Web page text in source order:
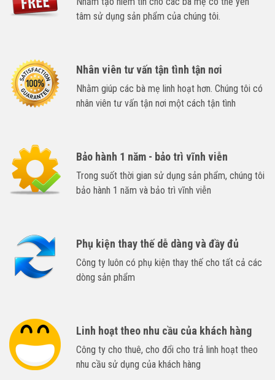
tâm sử dụng sản phẩm của chúng tôi.
Nhân viên tư vấn tận tình tận nơi
Nhằm giúp các bà mẹ linh hoạt hơn. Chúng tôi có
nhân viên tư vấn tận nơi một cách tận tình
Bảo hành 1 năm - bảo trì vĩnh viễn
Trong suốt thời gian sử dụng sản phẩm, chúng tôi
bảo hành 1 năm và bảo trì vĩnh viễn
Phụ kiện thay thế dễ dàng và đầy đủ
Công ty luôn có phụ kiện thay thế cho tất cả các
dòng sản phẩm
Linh hoạt theo nhu cầu của khách hàng
Công ty cho thuê, cho đổi cho trả linh hoạt theo
nhu cầu sử dụng của khách hàng